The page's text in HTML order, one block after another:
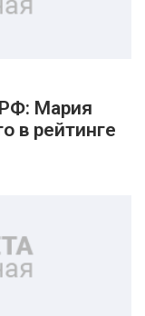
Мария
в рейтинге